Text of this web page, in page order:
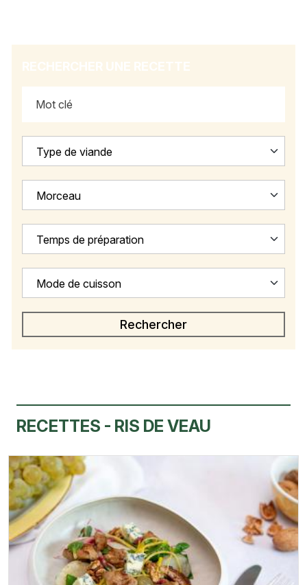
Type de viande
Morceau
Temps de préparation
Mode de cuisson
RECETTES - RIS DE VEAU